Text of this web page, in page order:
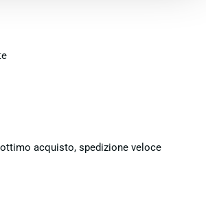
acquisto, spedizione veloce